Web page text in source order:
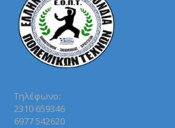
Τηλέφωνo:
2310 659346
6977 542620